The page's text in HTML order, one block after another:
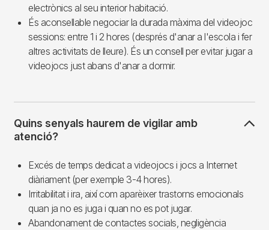
electrònics al seu interior habitació.
És aconsellable negociar la durada màxima del videojoc
sessions: entre 1 i 2 hores (després d'anar a l'escola i fer
altres activitats de lleure). És un consell per evitar jugar a
videojocs just abans d'anar a dormir.
Quins senyals haurem de vigilar amb
atenció?
Excés de temps dedicat a videojocs i jocs a Internet
diàriament (per exemple 3-4 hores).
Irritabilitat i ira, així com aparèixer trastorns emocionals
quan ja no es juga i quan no es pot jugar.
Abandonament de contactes socials, negligència